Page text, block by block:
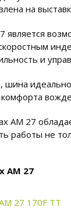
на
и
шина
комфорта
AM 27
работы не
AM 27
27 170F TT